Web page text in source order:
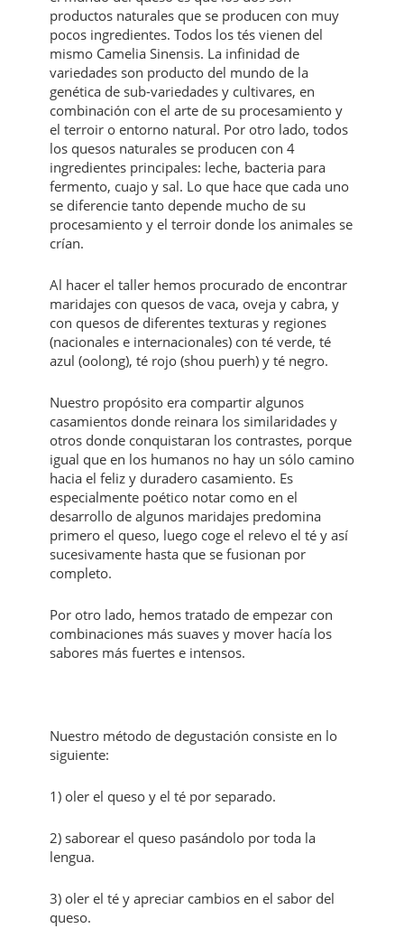
productos naturales que se producen con muy
pocos ingredientes. Todos los tés vienen del
mismo Camelia Sinensis. La infinidad de
variedades son producto del mundo de la
genética de sub-variedades y cultivares, en
combinación con el arte de su procesamiento y
el terroir o entorno natural. Por otro lado, todos
los quesos naturales se producen con 4
ingredientes principales: leche, bacteria para
fermento, cuajo y sal. Lo que hace que cada uno
se diferencie tanto depende mucho de su
procesamiento y el terroir donde los animales se
crían.
Al hacer el taller hemos procurado de encontrar
maridajes con quesos de vaca, oveja y cabra, y
con quesos de diferentes texturas y regiones
(nacionales e internacionales) con té verde, té
azul (oolong), té rojo (shou puerh) y té negro.
Nuestro propósito era compartir algunos
casamientos donde reinara los similaridades y
otros donde conquistaran los contrastes, porque
igual que en los humanos no hay un sólo camino
hacia el feliz y duradero casamiento. Es
especialmente poético notar como en el
desarrollo de algunos maridajes predomina
primero el queso, luego coge el relevo el té y así
sucesivamente hasta que se fusionan por
completo.
Por otro lado, hemos tratado de empezar con
combinaciones más suaves y mover hacía los
sabores más fuertes e intensos.
Nuestro método de degustación consiste en lo
siguiente:
1) oler el queso y el té por separado.
2) saborear el queso pasándolo por toda la
lengua.
3) oler el té y apreciar cambios en el sabor del
queso.